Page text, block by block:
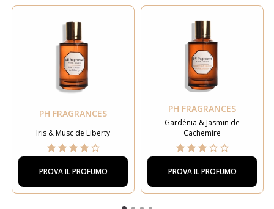
PH FRAGRANCES
Iris & Musc de Liberty
PROVA IL PROFUMO
PH FRAGRANCES
Gardénia & Jasmin de
Cachemire
PROVA IL PROFUMO